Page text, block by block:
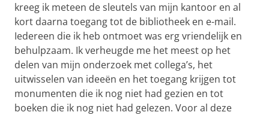
kreeg ik meteen de sleutels van mijn kantoor en al
kort daarna toegang tot de bibliotheek en e-mail.
Iedereen die ik heb ontmoet was erg vriendelijk en
behulpzaam. Ik verheugde me het meest op het
delen van mijn onderzoek met collega’s, het
uitwisselen van ideeën en het toegang krijgen tot
monumenten die ik nog niet had gezien en tot
boeken die ik nog niet had gelezen. Voor al deze